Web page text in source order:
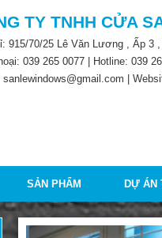
TY TNHH CỬA
915/70/25 Lê Văn Lương , Ấp 3
039 265 0077 | Hotline: 039
sanlewindows@gmail.com |
SẢN PHẨM DỰ ÁN